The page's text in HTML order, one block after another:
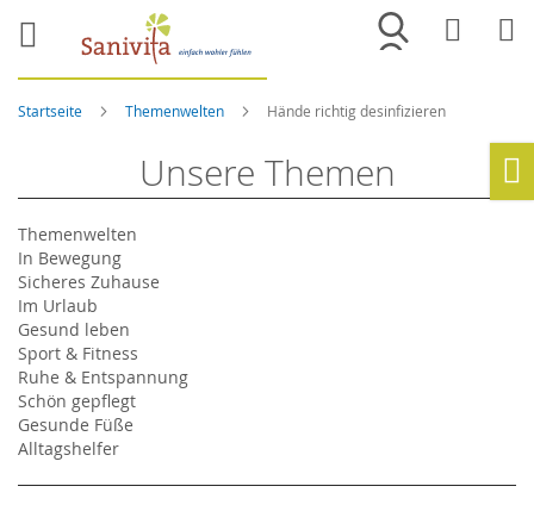
Merkliste
Startseite Themenwelten Hände richtig desinfizieren
Unsere Themen
Themenwelten
In Bewegung
Sicheres Zuhause
Im Urlaub
Gesund leben
Sport & Fitness
Ruhe & Entspannung
Schön gepflegt
Gesunde Füße
Alltagshelfer